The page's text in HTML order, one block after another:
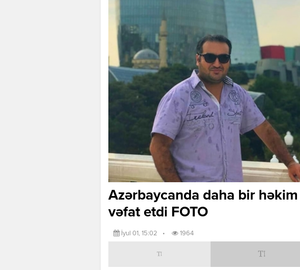
Azərbaycanda daha bir
vəfat etdi FOTO
İyul 01, 15:02 • 1964